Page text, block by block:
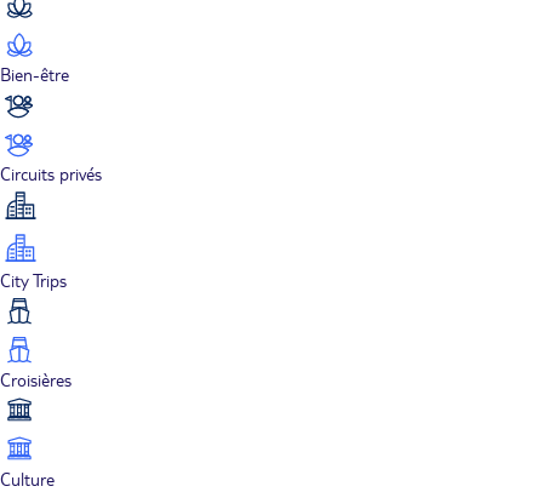
Bien-être
Circuits privés
City Trips
Croisières
Culture